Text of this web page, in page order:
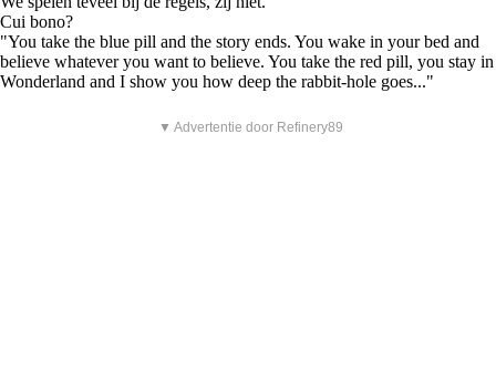
Cui bono?
"You take the blue pill and the story ends. You wake in your bed and
believe whatever you want to believe. You take the red pill, you stay in
Wonderland and I show you how deep the rabbit-hole goes..."
▼ Advertentie door Refinery89